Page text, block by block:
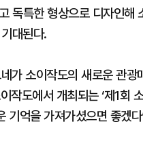
독특한 형상으로 디자인해
대된다.
가 소이작도의 새로운 관광
도에서 개최되는 ‘제1회
기억을 가져가셨으면 좋겠